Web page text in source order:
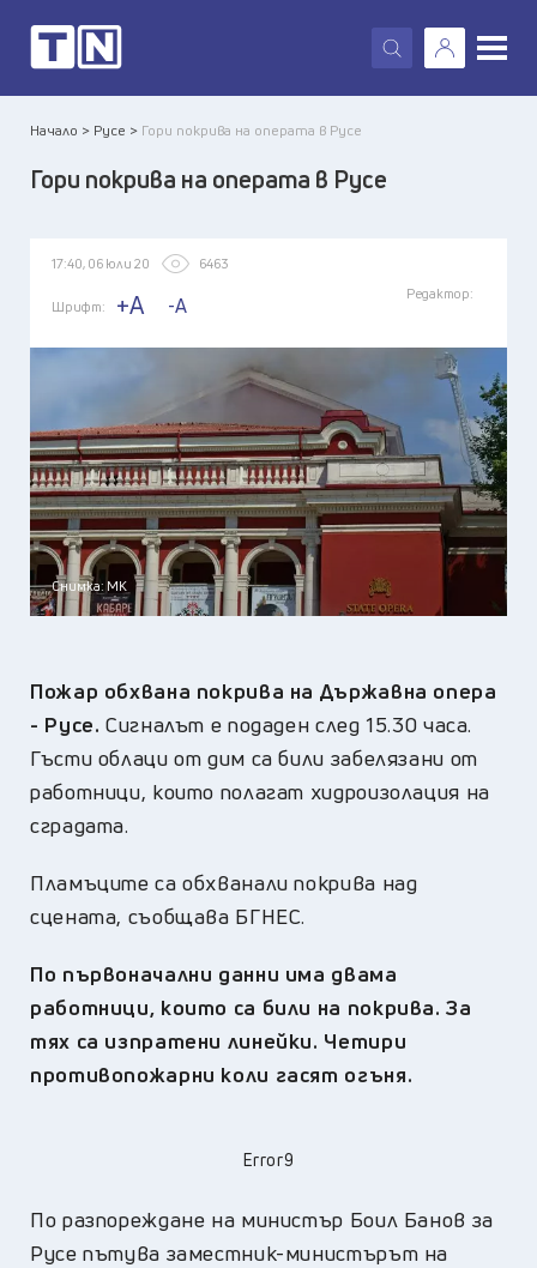
X
Начало > Русе > Гори покрива на операта в Русе
Гори покрива на операта в Русе
17:40, 06 юли 20 6463
Шрифт: +A -A Редактор:
Снимка: МК
Пожар обхвана покрива на Държавна опера
- Русе.Сигналът е подаден след 15.30 часа.
Гъсти облаци от дим са били забелязани от
работници, които полагат хидроизолация на
сградата.
Пламъците са обхванали покрива над
сцената, съобщава БГНЕС.
По първоначални данни има двама
работници, които са били на покрива. За
тях са изпратени линейки. Четири
противопожарни коли гасят огъня.
Error9
По разпореждане на министър Боил Банов за
Русе пътува заместник-министърът на